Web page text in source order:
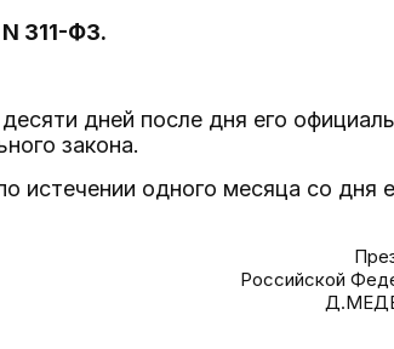
311-ФЗ.
дней после дня его
закона.
истечении одного месяца со дня
Российской